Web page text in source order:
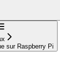
sur Raspberry Pi